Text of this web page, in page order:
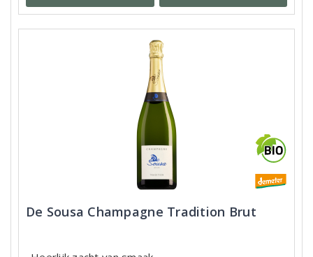
De Sousa Champagne Tradition Brut